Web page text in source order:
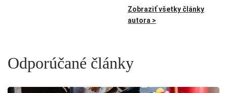
Zobraziť všetky články
autora >
Odporúčané články